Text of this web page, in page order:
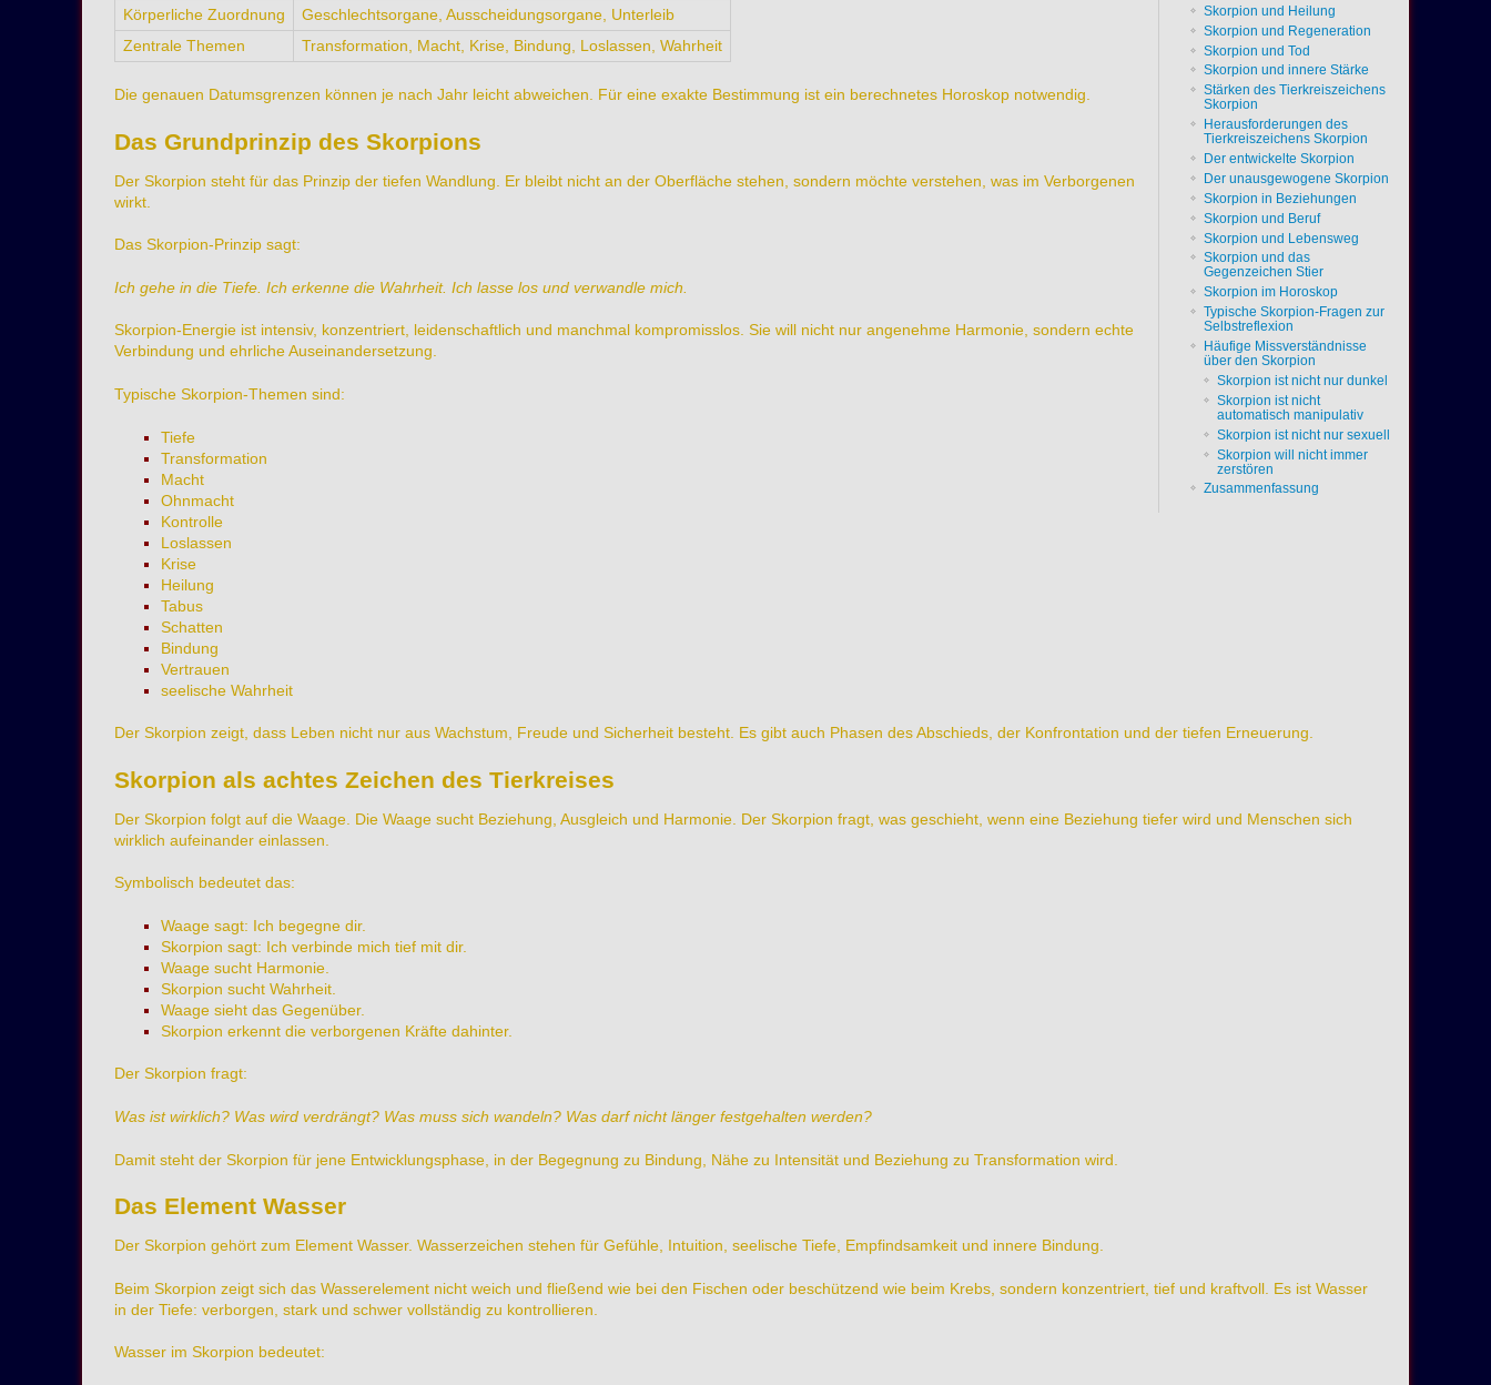
Skorpion und Heilung
Skorpion und Regeneration
Skorpion und Tod
Skorpion und innere Stärke
Stärken des Tierkreiszeichens
Skorpion
Herausforderungen des
Tierkreiszeichens Skorpion
Der entwickelte Skorpion
Der unausgewogene Skorpion
Skorpion in Beziehungen
Skorpion und Beruf
Skorpion und Lebensweg
Skorpion und das
Gegenzeichen Stier
Skorpion im Horoskop
Typische Skorpion-Fragen zur
Selbstreflexion
Häufige Missverständnisse
über den Skorpion
Skorpion ist nicht nur dunkel
Skorpion ist nicht
automatisch manipulativ
Skorpion ist nicht nur sexuell
Skorpion will nicht immer
zerstören
Zusammenfassung
Körperliche Zuordnung
Geschlechtsorgane, Ausscheidungsorgane, Unterleib
Zentrale Themen
Transformation, Macht, Krise, Bindung, Loslassen, Wahrheit
Die genauen Datumsgrenzen können je nach Jahr leicht abweichen. Für eine exakte Bestimmung ist ein berechnetes Horoskop notwendig.
Das Grundprinzip des Skorpions
Der Skorpion steht für das Prinzip der tiefen Wandlung. Er bleibt nicht an der Oberfläche stehen, sondern möchte verstehen, was im Verborgenen
wirkt.
Das Skorpion-Prinzip sagt:
Ich gehe in die Tiefe. Ich erkenne die Wahrheit. Ich lasse los und verwandle mich.
Skorpion-Energie ist intensiv, konzentriert, leidenschaftlich und manchmal kompromisslos. Sie will nicht nur angenehme Harmonie, sondern echte
Verbindung und ehrliche Auseinandersetzung.
Typische Skorpion-Themen sind:
Tiefe
Transformation
Macht
Ohnmacht
Kontrolle
Loslassen
Krise
Heilung
Tabus
Schatten
Bindung
Vertrauen
seelische Wahrheit
Der Skorpion zeigt, dass Leben nicht nur aus Wachstum, Freude und Sicherheit besteht. Es gibt auch Phasen des Abschieds, der Konfrontation und der tiefen Erneuerung.
Skorpion als achtes Zeichen des Tierkreises
Der Skorpion folgt auf die Waage. Die Waage sucht Beziehung, Ausgleich und Harmonie. Der Skorpion fragt, was geschieht, wenn eine Beziehung tiefer wird und Menschen sich
wirklich aufeinander einlassen.
Symbolisch bedeutet das:
Waage sagt: Ich begegne dir.
Skorpion sagt: Ich verbinde mich tief mit dir.
Waage sucht Harmonie.
Skorpion sucht Wahrheit.
Waage sieht das Gegenüber.
Skorpion erkennt die verborgenen Kräfte dahinter.
Der Skorpion fragt:
Was ist wirklich? Was wird verdrängt? Was muss sich wandeln? Was darf nicht länger festgehalten werden?
Damit steht der Skorpion für jene Entwicklungsphase, in der Begegnung zu Bindung, Nähe zu Intensität und Beziehung zu Transformation wird.
Das Element Wasser
Der Skorpion gehört zum Element Wasser. Wasserzeichen stehen für Gefühle, Intuition, seelische Tiefe, Empfindsamkeit und innere Bindung.
Beim Skorpion zeigt sich das Wasserelement nicht weich und fließend wie bei den Fischen oder beschützend wie beim Krebs, sondern konzentriert, tief und kraftvoll. Es ist Wasser
in der Tiefe: verborgen, stark und schwer vollständig zu kontrollieren.
Wasser im Skorpion bedeutet: